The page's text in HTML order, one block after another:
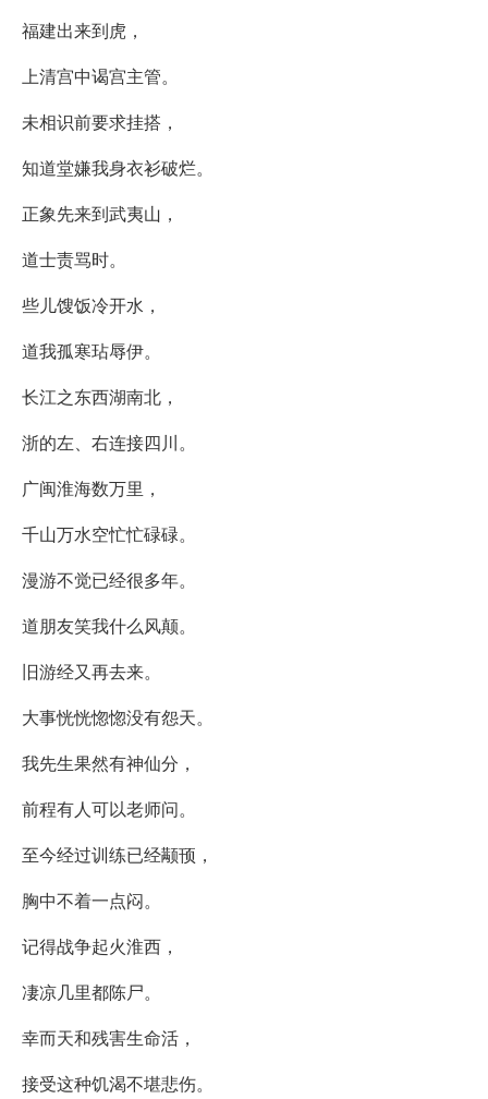
福建出来到虎，
上清宫中谒宫主管。
未相识前要求挂搭，
知道堂嫌我身衣衫破烂。
正象先来到武夷山，
道士责骂时。
些儿馊饭冷开水，
道我孤寒玷辱伊。
长江之东西湖南北，
浙的左、右连接四川。
广闽淮海数万里，
千山万水空忙忙碌碌。
漫游不觉已经很多年。
道朋友笑我什么风颠。
旧游经又再去来。
大事恍恍惚惚没有怨天。
我先生果然有神仙分，
前程有人可以老师问。
至今经过训练已经颟顸，
胸中不着一点闷。
记得战争起火淮西，
凄凉几里都陈尸。
幸而天和残害生命活，
接受这种饥渴不堪悲伤。